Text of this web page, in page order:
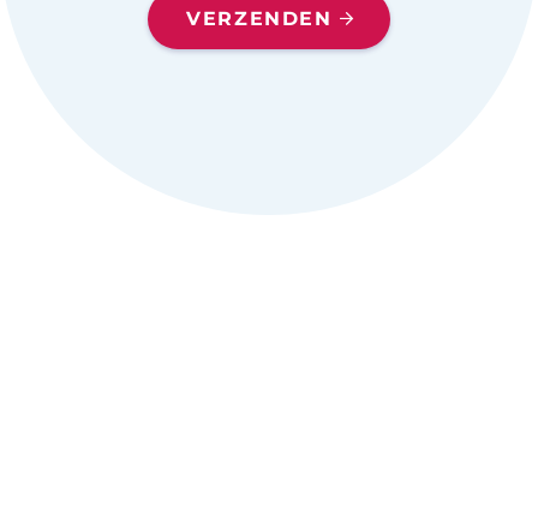
VERZENDEN